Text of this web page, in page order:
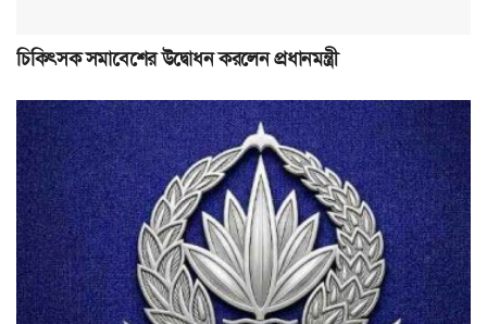
চিকিৎসক সমাবেশের উদ্বোধন করলেন প্রধানমন্ত্রী